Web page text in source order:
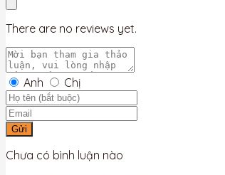
There are no reviews yet.
Anh Chị
Gửi
Chưa có bình luận nào